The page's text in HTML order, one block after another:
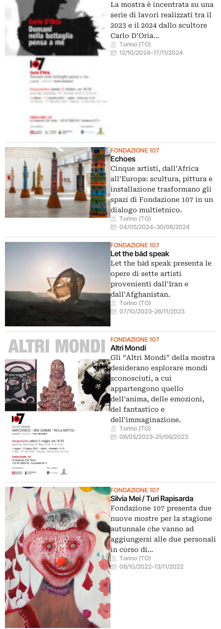
La mostra è incentrata su una
serie di lavori realizzati tra il
2023 e il 2024 dallo scultore
Carlo D’Oria…
Torino (TO)
12/10/2024–17/11/2024
FONDAZIONE 107
Echoes
Cinque artisti, dall’Africa
all’Europa: scultura, pittura e
installazione trasformano gli
spazi di Fondazione 107 in un
dialogo multietnico.
Torino (TO)
04/05/2024–30/06/2024
FONDAZIONE 107
Let the bād speak
Let the bād speak presenta le
opere di sette artisti
provenienti dall’Iran e
dall’Afghanistan.
Torino (TO)
07/10/2023–26/11/2023
FONDAZIONE 107
Altri Mondi
Gli “Altri Mondi” della mostra
desiderano esplorare mondi
sconosciuti, a cui
appartengono quello
dell’anima, delle emozioni,
del fantastico e
dell’immaginazione.
Torino (TO)
06/05/2023–25/06/2023
FONDAZIONE 107
Silvia Mei / Turi Rapisarda
Fondazione 107 presenta due
nuove mostre per la stagione
autunnale che vanno ad
aggiungersi alle due personali
in corso di…
Torino (TO)
08/10/2022–13/11/2022